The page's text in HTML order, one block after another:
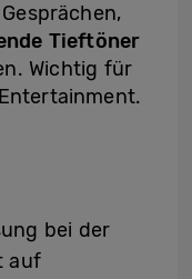
Tieftöner
Wichtig für
bei der
auf